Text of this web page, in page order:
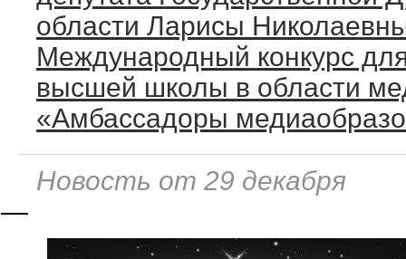
области Ларисы
Международный конкурс
высшей школы в области
«Амбассадоры
Новость от 29 декабря
—